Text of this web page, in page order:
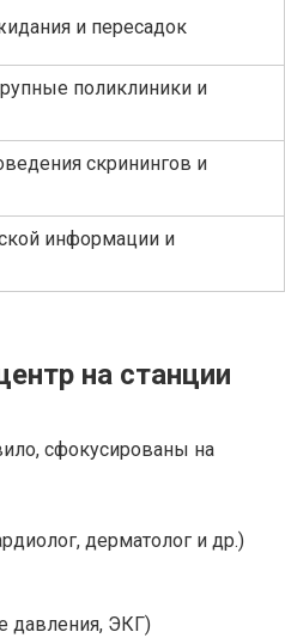
и пересадок
поликлиники и
скринингов и
информации и
на станции
сфокусированы на
дерматолог и др.)
давления, ЭКГ)